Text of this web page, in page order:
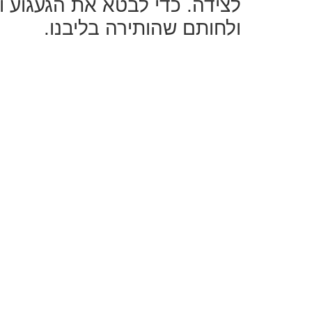
לצידה. כדי לבטא את
ולחותם שהותירה בליבנו.